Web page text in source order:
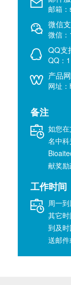
邮箱
微信
微信
QQ支
QQ：
产品
网址
备注
如您
名中
献奖励
工作时间
周一
其它
到及
送邮件